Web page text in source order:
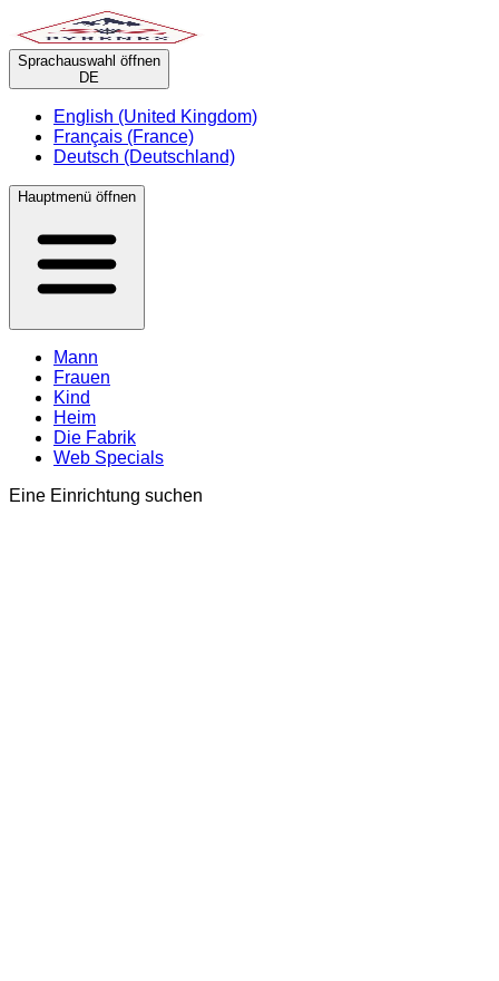
Sprachauswahl öffnen
DE
English (United Kingdom)
Français (France)
Deutsch (Deutschland)
Hauptmenü öffnen
Mann
Frauen
Kind
Heim
Die Fabrik
Web Specials
Eine Einrichtung suchen